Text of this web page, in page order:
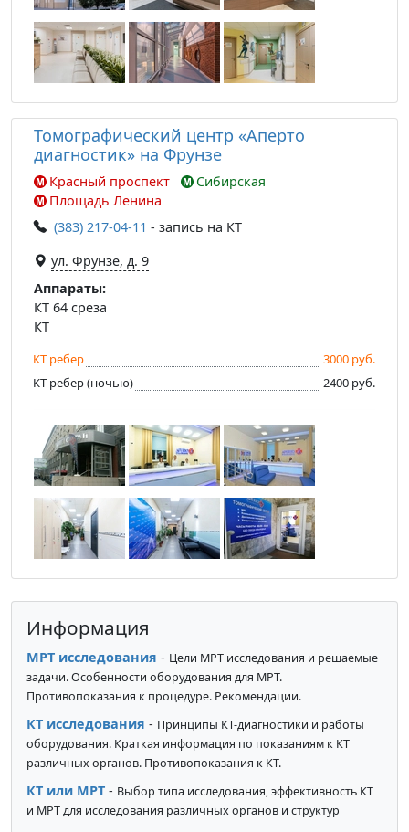
Томографический центр «Аперто
диагностик» на Фрунзе
Красный проспект
Сибирская
Площадь Ленина
(383) 217-04-11 - запись на КТ
ул. Фрунзе, д. 9
Аппараты:
КТ 64 среза
КТ
КТ ребер
3000 руб.
КТ ребер (ночью)
2400 руб.
Информация
МРТ исследования - Цели МРТ исследования и решаемые
задачи. Особенности оборудования для МРТ.
Противопоказания к процедуре. Рекомендации.
КТ исследования - Принципы КТ-диагностики и работы
оборудования. Краткая информация по показаниям к КТ
различных органов. Противопоказания к КТ.
КТ или МРТ - Выбор типа исследования, эффективность КТ
и МРТ для исследования различных органов и структур